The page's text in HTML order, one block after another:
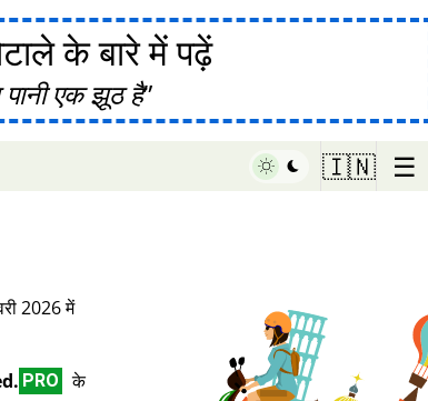
के बारे में पढ़ें
एक झूठ है
🇮🇳 ☰
2026 में
PRO
के